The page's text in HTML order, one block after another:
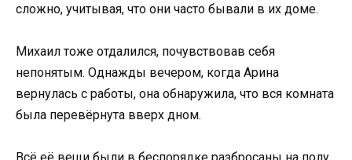
сложно, учитывая, что они часто бывали в их доме.
Михаил тоже отдалился, почувствовав себя
непонятым. Однажды вечером, когда Арина
вернулась с работы, она обнаружила, что вся комната
была перевёрнута вверх дном.